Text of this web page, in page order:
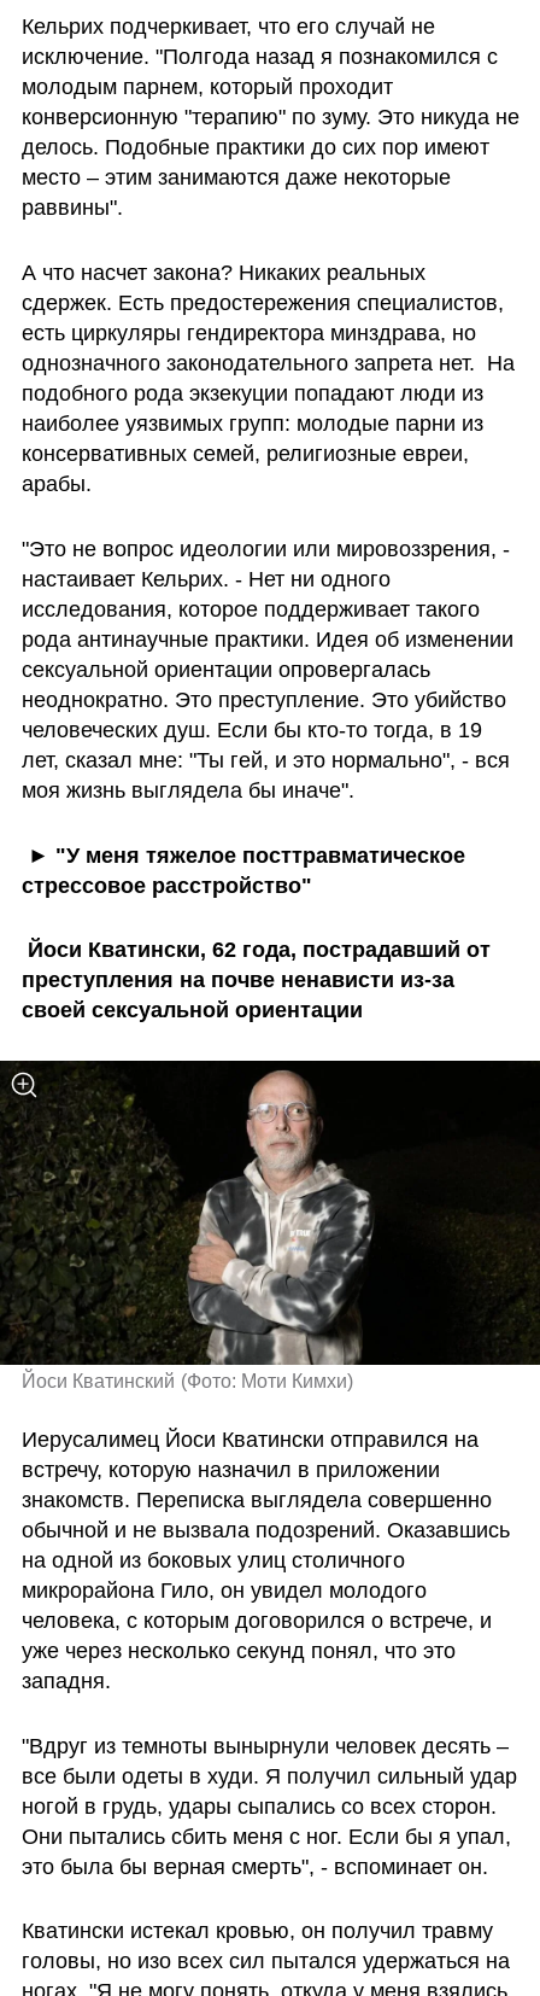
Кельрих подчеркивает, что его случай не
исключение. "Полгода назад я познакомился с
молодым парнем, который проходит
конверсионную "терапию" по зуму. Это никуда не
делось. Подобные практики до сих пор имеют
место – этим занимаются даже некоторые
раввины".
А что насчет закона? Никаких реальных
сдержек. Есть предостережения специалистов,
есть циркуляры гендиректора минздрава, но
однозначного законодательного запрета нет.  На
подобного рода экзекуции попадают люди из
наиболее уязвимых групп: молодые парни из
консервативных семей, религиозные евреи,
арабы.
"Это не вопрос идеологии или мировоззрения, -
настаивает Кельрих. - Нет ни одного
исследования, которое поддерживает такого
рода антинаучные практики. Идея об изменении
сексуальной ориентации опровергалась
неоднократно. Это преступление. Это убийство
человеческих душ. Если бы кто-то тогда, в 19
лет, сказал мне: "Ты гей, и это нормально", - вся
моя жизнь выглядела бы иначе".
стрессовое расстройство"
преступления на почве ненависти из-за
своей сексуальной ориентации
Йоси Кватинский (Фото: Моти Кимхи)
Иерусалимец Йоси Кватински отправился на
встречу, которую назначил в приложении
знакомств. Переписка выглядела совершенно
обычной и не вызвала подозрений. Оказавшись
на одной из боковых улиц столичного
микрорайона Гило, он увидел молодого
человека, с которым договорился о встрече, и
уже через несколько секунд понял, что это
западня.
"Вдруг из темноты вынырнули человек десять –
все были одеты в худи. Я получил сильный удар
ногой в грудь, удары сыпались со всех сторон.
Они пытались сбить меня с ног. Если бы я упал,
это была бы верная смерть", - вспоминает он.
Кватински истекал кровью, он получил травму
головы, но изо всех сил пытался удержаться на